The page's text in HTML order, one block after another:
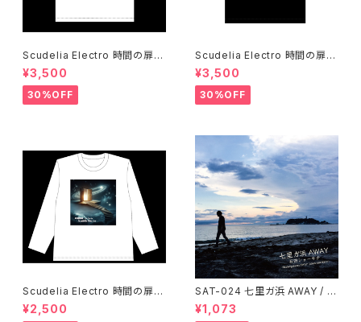
Scudelia Electro 時間の扉T
シャツ・半袖・ホワイト
¥3,500
30%OFF
Scudelia Electro 時間の扉T
シャツ・半袖・ブラック
¥3,500
30%OFF
Scudelia Electro 時間の扉T
シャツ・長袖・ホワイト
¥2,500
SAT-024 七里ガ浜 AWAY / 石
田ショーキチ
¥1,073